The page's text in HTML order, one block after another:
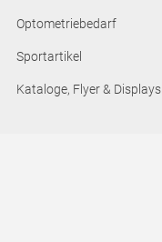
Optometriebedarf
Sportartikel
Kataloge, Flyer & Displays